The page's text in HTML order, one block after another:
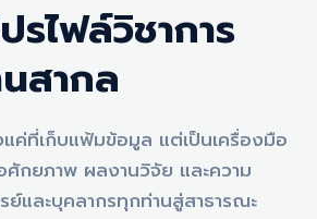
รไฟล์วิชาการ
สากล
แค่ที่เก็บแฟ้มข้อมูล แต่เป็นเครื่องมือ
กยภาพ ผลงานวิจัย และความ
ย์และบุคลากรทุกท่านสู่สาธารณะ